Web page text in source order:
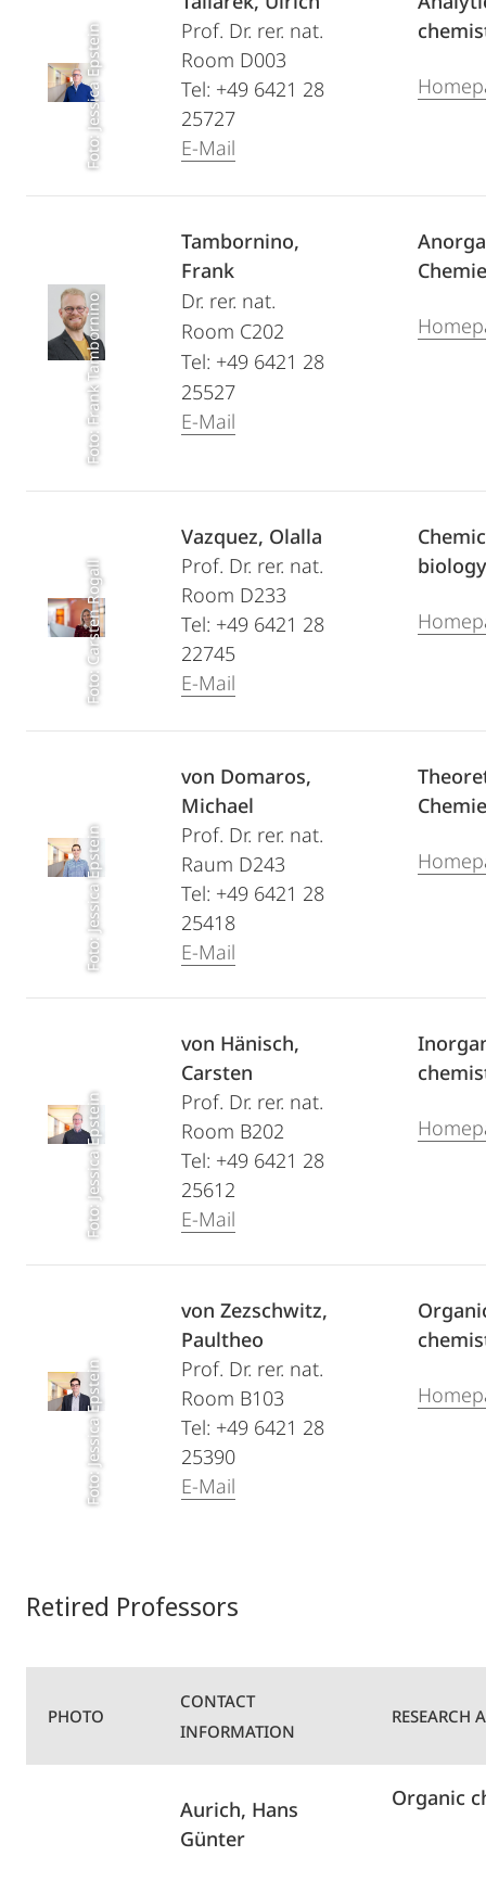
Foto: Jessica Epstein
Prof. Dr. rer. nat.
Room D003
Tel: +49 6421 28
25727
E-Mail
Foto: Frank Tambornino
Tambornino,
Frank
Dr. rer. nat.
Room C202
Tel: +49 6421 28
25527
E-Mail
Chemie
Foto: Carsten Rogall
Vazquez, Olalla
Prof. Dr. rer. nat.
Room D233
Tel: +49 6421 28
22745
E-Mail
biology
Foto: Jessica Epstein
von Domaros,
Michael
Prof. Dr. rer. nat.
Raum D243
Tel: +49 6421 28
25418
E-Mail
Chemie
Foto: Jessica Epstein
von Hänisch,
Carsten
Prof. Dr. rer. nat.
Room B202
Tel: +49 6421 28
25612
E-Mail
Foto: Jessica Epstein
von Zezschwitz,
Paultheo
Prof. Dr. rer. nat.
Room B103
Tel: +49 6421 28
25390
E-Mail
Retired Professors
PHOTO
CONTACT
INFORMATION
RESEARCH
Aurich, Hans
Günter
Organic